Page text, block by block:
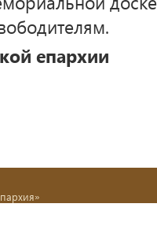
епархии